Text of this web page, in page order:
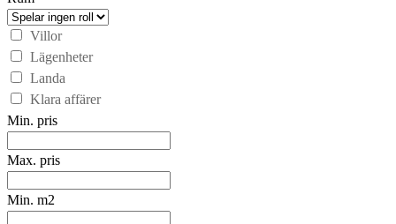
Villor
Lägenheter
Landa
Klara affärer
Min. pris
Max. pris
Min. m2